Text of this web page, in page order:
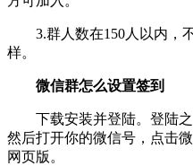
3.群人数在150人以内，不
样。
微信群怎么设置签到
下载安装并登陆。登陆之
然后打开你的微信号，点击
网页版。